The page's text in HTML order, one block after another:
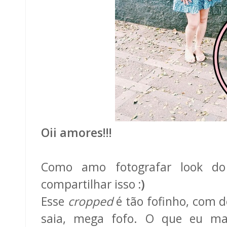
Oii amores!!!
Como amo fotografar look
compartilhar isso :)
Esse croppedé tão fofinho, com
saia, mega fofo. O que eu